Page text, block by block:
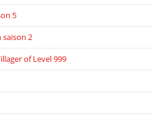
5
2
of Level 999